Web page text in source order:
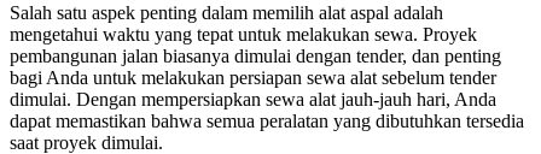
Salah satu aspek penting dalam memilih alat aspal adalah
mengetahui waktu yang tepat untuk melakukan sewa. Proyek
pembangunan jalan biasanya dimulai dengan tender, dan penting
bagi Anda untuk melakukan persiapan sewa alat sebelum tender
dimulai. Dengan mempersiapkan sewa alat jauh-jauh hari, Anda
dapat memastikan bahwa semua peralatan yang dibutuhkan tersedia
saat proyek dimulai.